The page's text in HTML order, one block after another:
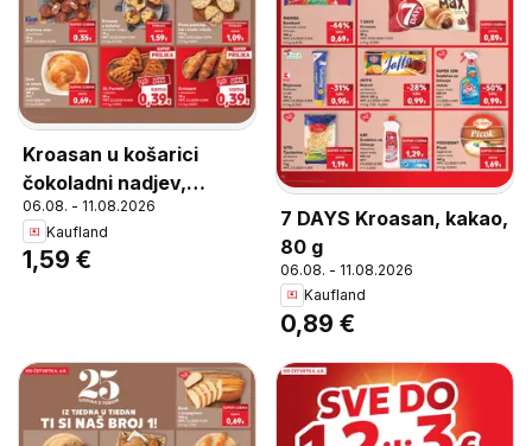
Kroasan u košarici
čokoladni nadjev,
Kroasan u košarici
čokoladni nadjev 73 g
06.08. - 11.08.2026
Kaufland
1,59 €
7 DAYS Kroasan, kakao,
80 g
06.08. - 11.08.2026
Kaufland
0,89 €